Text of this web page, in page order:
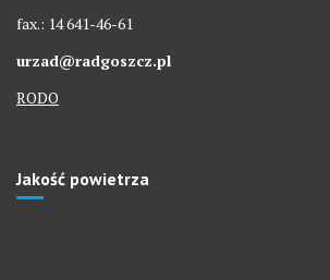
fax.: 14 641-46-61
urzad@radgoszcz.pl
RODO
Jakość powietrza